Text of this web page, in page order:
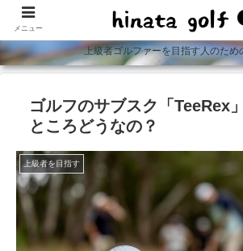
上級者ゴルファーを目指す人のため
ゴルフのサブスク「TeeRex
ところどうなの？
上級者を目指す
メニュー